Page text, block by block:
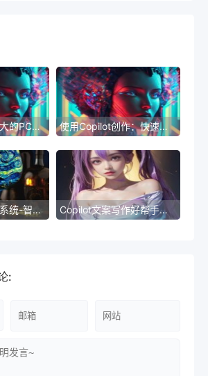
微软Copilot：强大的PC辅助工具 使用Copilot创作：快速写好优秀的文稿
微软Copilot下载系统-智能编程伙伴：系统重塑 Copilot文案写作好帮手推荐-助你排忧解难：超赞帮手推荐
: